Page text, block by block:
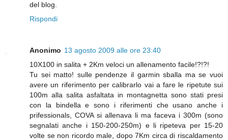
del blog.
Rispondi
Anonimo 13 agosto 2009 alle ore 23:40
10X100 in salita + 2Km veloci un allenamento facile!?!?!
Tu sei matto! sulle pendenze il garmin sballa ma se vuoi
avere un riferimento per calibrarlo vai a fare le ripetute sui
100m alla salita asfaltata in montagnetta sono stati presi
con la bindella e sono i riferimenti che usano anche i
prifessionals, COVA si allenava li ma faceva i 300m (sono
segnalati anche i 150-200-250m) e li ripeteva per 15-20
volte se non ricordo male, dopo 7Km circa di riscaldamento